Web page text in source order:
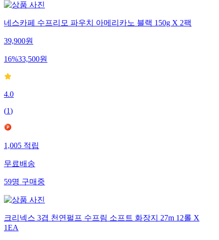
네스카페 수프리모 파우치 아메리카노 블랙 150g X 2팩
39,900원
16%33,500원
4.0
(1)
1,005 적립
무료배송
59명 구매중
크리넥스 3겹 천연펄프 수프림 소프트 화장지 27m 12롤 X
1EA